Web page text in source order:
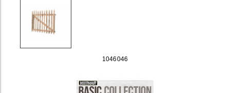
1046046